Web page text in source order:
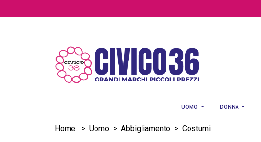
UOMO DONNA
Home > Uomo > Abbigliamento > Costumi